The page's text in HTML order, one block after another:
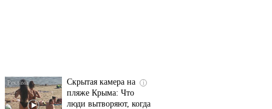
i
Скрытая камера на
пляже Крыма: Что
люди вытворяют, когда